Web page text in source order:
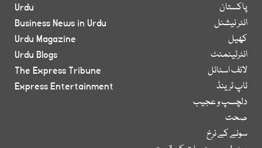
پاکستان
انٹر نیشنل
کھیل
انٹرٹینمنٹ
لائف اسٹائل
ٹاپ ٹرینڈ
دلچسپ و عجیب
صحت
سونے کے نرخ
Urdu
Business News in Urdu
Urdu Magazine
Urdu Blogs
The Express Tribune
Express Entertainment